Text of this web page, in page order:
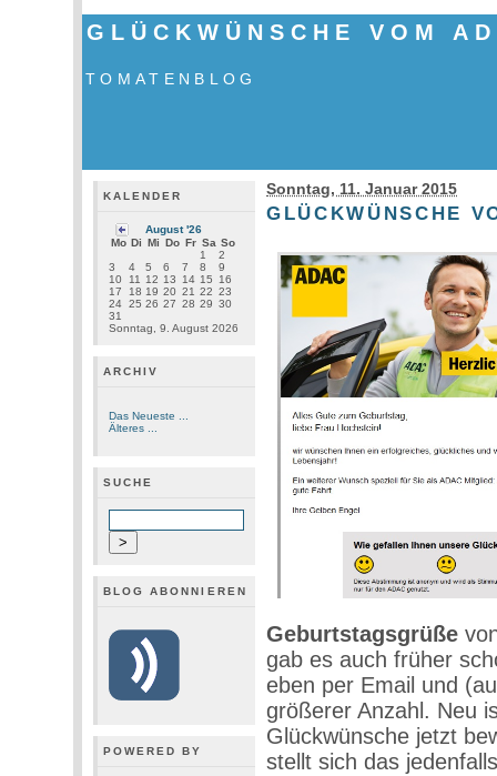
GLÜCKWÜNSCHE VOM
TOMATENBLOG
KALENDER
August '26
Mo Di Mi Do Fr Sa So
Sonntag, 9. August 2026
1
2
3
4 5 6 7 8
9
10 11 12 13 14 15 16
17
18 19 20 21 22 23
24 25 26 27 28 29 30
31
ARCHIV
Das Neueste ...
Älteres ...
SUCHE
BLOG ABONNIEREN
POWERED BY
Sonntag, 11. Januar 2015
GLÜCKWÜNSCHE
Geburtstagsgrüße
gab es auch früher
eben per Email und
größerer Anzahl. Neu
Glückwünsche jetzt
stellt sich das